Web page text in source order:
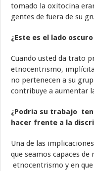
tomado la oxitocina
gentes de fuera de su
¿Este es el lado
Cuando usted da trato
etnocentrismo,
no pertenecen a su
contribuye a aumentar
¿Podría su trabajo
hacer frente a la
Una de las
que seamos capaces de
etnocentrismo y en